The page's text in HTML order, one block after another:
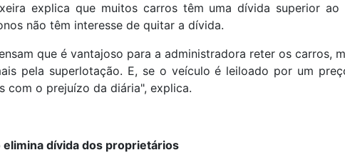
explica que muitos carros têm uma dívida superior
não têm interesse de quitar a dívida.
que é vantajoso para a administradora reter os carros,
pela superlotação. E, se o veículo é leiloado por um
com o prejuízo da diária", explica.
dívida dos proprietários